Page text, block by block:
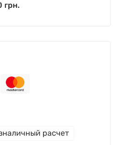
грн.
расчет